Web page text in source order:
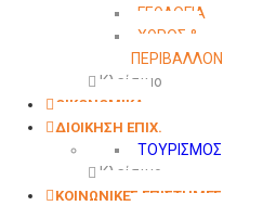
ΓΕΩΛΟΓΙΑ
ΧΩΡΟΣ &
ΠΕΡΙΒΑΛΛΟΝ
Κλείσιμο
ΟΙΚΟΝΟΜΙΚΑ
ΔΙΟΙΚΗΣΗ ΕΠΙΧ.
ΤΟΥΡΙΣΜΟΣ
Κλείσιμο
ΚΟΙΝΩΝΙΚΕΣ ΕΠΙΣΤΗΜΕΣ